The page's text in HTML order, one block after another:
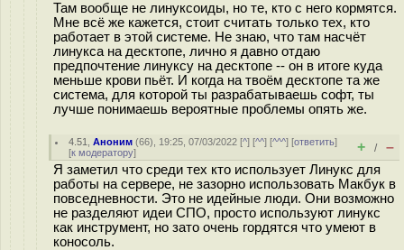
Там вообще не линуксоиды, но те, кто с него кормятся.
Мне всё же кажется, стоит считать только тех, кто
работает в этой системе. Не знаю, что там насчёт
линукса на десктопе, лично я давно отдаю
предпочтение линуксу на десктопе -- он в итоге куда
меньше крови пьёт. И когда на твоём десктопе та же
система, для которой ты разрабатываешь софт, ты
лучше понимаешь вероятные проблемы опять же.
4.51 ,Аноним (66), 19:25, 07/03/2022 [^] [^^] [^^^] [ответить]
[к модератору] + / –
Я заметил что среди тех кто использует Линукс для
работы на сервере, не зазорно использовать Макбук в
повседневности. Это не идейные люди. Они возможно
не разделяют идеи СПО, просто используют линукс
как инструмент, но зато очень гордятся что умеют в
коносоль.